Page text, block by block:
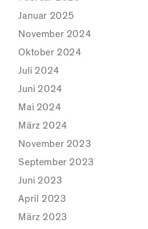
Januar 2025
November 2024
Oktober 2024
Juli 2024
Juni 2024
Mai 2024
März 2024
November 2023
September 2023
Juni 2023
April 2023
März 2023